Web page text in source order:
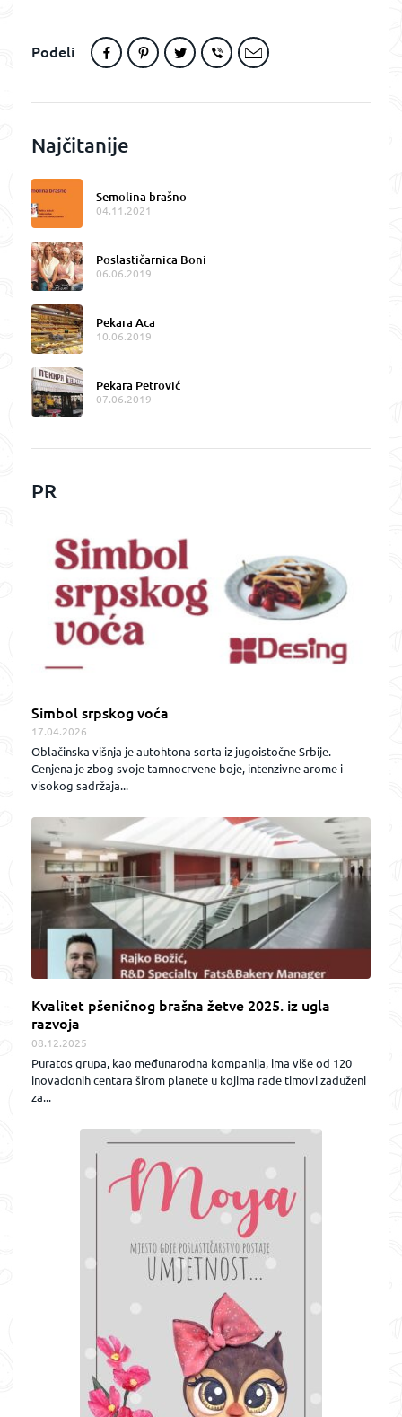
Podeli
Najčitanije
Semolina brašno
04.11.2021
Poslastičarnica Boni
06.06.2019
Pekara Aca
10.06.2019
Pekara Petrović
07.06.2019
PR
Simbol srpskog voća
17.04.2026
Oblačinska višnja je autohtona sorta iz jugoistočne Srbije.
Cenjena je zbog svoje tamnocrvene boje, intenzivne arome i
visokog sadržaja...
Kvalitet pšeničnog brašna žetve 2025. iz ugla
razvoja
08.12.2025
Puratos grupa, kao međunarodna kompanija, ima više od 120
inovacionih centara širom planete u kojima rade timovi zaduženi
za...